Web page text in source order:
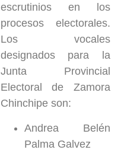
escrutinios en los
procesos electorales.
Los vocales
designados para la
Junta Provincial
Electoral de Zamora
Chinchipe son:
Andrea Belén
Palma Galvez